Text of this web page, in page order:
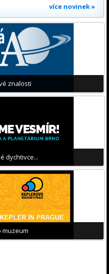
více novinek »
znalosti
dychtivce...
muzeum